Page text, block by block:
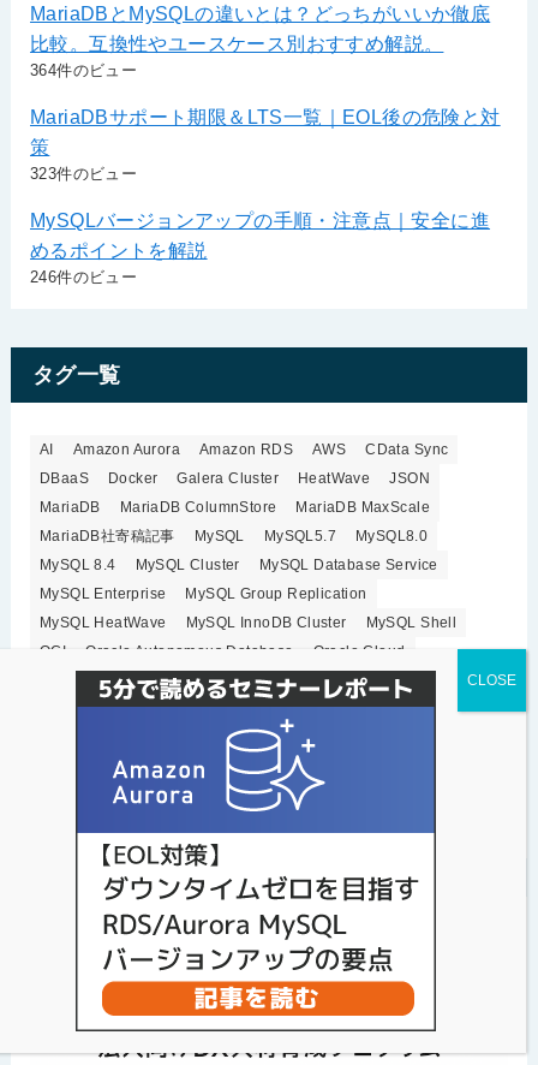
MariaDBとMySQLの違いとは？どっちがいいか徹底
比較。互換性やユースケース別おすすめ解説。
364件のビュー
MariaDBサポート期限＆LTS一覧｜EOL後の危険と対
策
323件のビュー
MySQLバージョンアップの手順・注意点｜安全に進
めるポイントを解説
246件のビュー
タグ一覧
AI Amazon Aurora Amazon RDS AWS
CData Sync
DBaaS
Docker Galera Cluster HeatWave
JSON
MariaDB
MariaDB ColumnStore
MariaDB MaxScale
MariaDB社寄稿記事
MySQL MySQL5.7
MySQL8.0
MySQL 8.4
MySQL Cluster
MySQL Database Service
MySQL Enterprise
MySQL Group Replication
MySQL HeatWave
MySQL InnoDB Cluster
MySQL Shell
OCI
Oracle Autonomous Database
Oracle Cloud
Oracle MySQL Cloud Service
Orchestrator
percona
Percona Live 2019
Percona Monitoring and Management
Percona Toolkit
Percona XtraBackup
Percona XtraDB Cluster
クラウドデータベース
セキュリティ